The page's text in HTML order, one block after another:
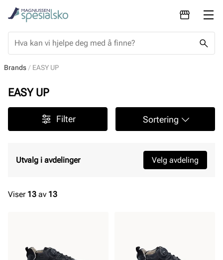
Brands EASY UP
EASY UP
Filter Sortering
Utvalg i avdelinger Velg avdeling
Viser 13 av 13